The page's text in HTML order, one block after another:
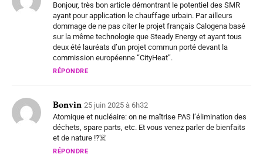
Bonjour, très bon article démontrant le potentiel des SMR
ayant pour application le chauffage urbain. Par ailleurs
dommage de ne pas citer le projet français Calogena basé
sur la même technologie que Steady Energy et ayant tous
deux été lauréats d’un projet commun porté devant la
commission européenne “CityHeat”.
RÉPONDRE
Bonvin 25 juin 2025 à 6h32
Atomique et nucléaire: on ne maîtrise PAS l’élimination des
déchets, spare parts, etc. Et vous venez parler de bienfaits
et de nature !?☠️
RÉPONDRE